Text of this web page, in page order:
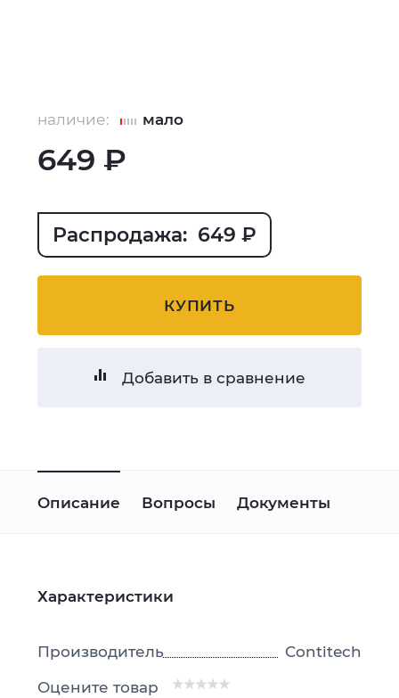
наличие: мало
649 ₽
Распродажа: 649 ₽
КУПИТЬ
Добавить в сравнение
Описание Вопросы Документы
Характеристики
Производитель
Contitech
Оцените товар